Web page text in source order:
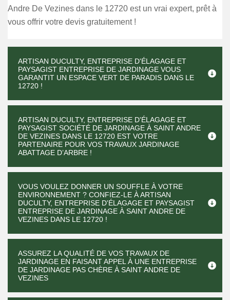
Andre De Vezines dans le 12720 est un vrai expert, prêt à
vous offrir votre devis gratuitement !
ARTISAN DUCULTY, ENTREPRISE D'ÉLAGAGE ET
PAYSAGIST ENTREPRISE DE JARDINAGE VOUS
GARANTIT UN ESPACE VERT DE PARADIS DANS LE
12720 !
ARTISAN DUCULTY, ENTREPRISE D'ÉLAGAGE ET
PAYSAGIST SOCIÉTÉ DE JARDINAGE À SAINT ANDRE
DE VEZINES DANS LE 12720 EST VOTRE
PARTENAIRE POUR VOS TRAVAUX JARDINAGE
ABATTAGE D’ARBRE !
VOUS VOULEZ DONNER UN SOUFFLE À VOTRE
ENVIRONNEMENT ? CONFIEZ-LE À ARTISAN
DUCULTY, ENTREPRISE D'ÉLAGAGE ET PAYSAGIST
ENTREPRISE DE JARDINAGE À SAINT ANDRE DE
VEZINES DANS LE 12720 !
ASSUREZ LA QUALITÉ DE VOS TRAVAUX DE
JARDINAGE EN FAISANT APPEL À UNE ENTREPRISE
DE JARDINAGE PAS CHÈRE À SAINT ANDRE DE
VEZINES